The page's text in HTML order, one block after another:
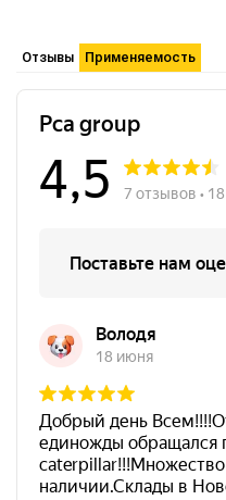
Отзывы Применяемость